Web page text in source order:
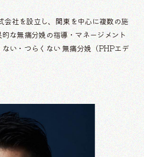
社を設立し、関東を中心に複数の施
な無痛分娩の指導・マネージメント
い・つらくない 無痛分娩（PHPエデ